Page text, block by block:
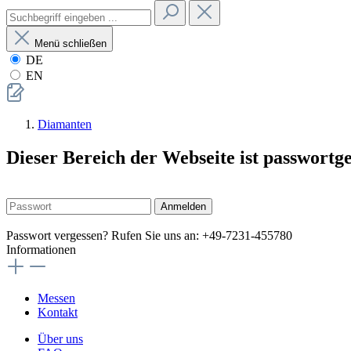
Menü schließen
DE
EN
Diamanten
Dieser Bereich der Webseite ist
Anmelden
Passwort vergessen? Rufen Sie uns an: +49-7231-455780
Informationen
Messen
Kontakt
Über uns